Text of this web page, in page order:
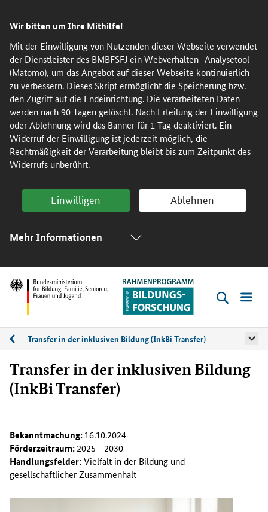
Wir bitten um Ihre Mithilfe!
Mit der Einwilligung von Nutzenden dieser Webseite verwendet
der Dienstleister des BMBFSFJ ein Webverhalten- Analysetool
(Matomo), um das Angebot auf dieser Webseite kontinuierlich
zu verbessern. Dieses Skript ermöglicht die Speicherung bzw.
den Zugriff auf die Endeinrichtung. Die verarbeiteten Daten
werden nach 90 Tagen gelöscht. Nach Erteilung der Einwilligung
oder Ablehnung wird das Banner für 1 Tag deaktiviert. Ein
Widerruf der Einwilligung ist jederzeit möglich, die
Rechtmäßigkeit der Verarbeitung bleibt bis zum Zeitpunkt des
Widerrufs unberührt.
Einwilligen Ablehnen
Mehr Informationen
zum
Inhalt
(Eingabetaste)
zum
Hauptmenu
(Eingabetaste)
zur
Suche
(Eingabetaste)
zur
Fußleiste
(Enter)
für
Familie,
Senioren,
Jugend
Empirische
Bildungsforschung
Inklusive
Bildung
Transfer in der inklusiven Bildung (InkBi Transfer)
Transfer in der inklusiven Bildung
(InkBi Transfer)
Bekanntmachung:16.10.2024
Förderzeitraum:2025 - 2030
Handlungsfelder:Vielfalt in der Bildung und
gesellschaftlicher Zusammenhalt